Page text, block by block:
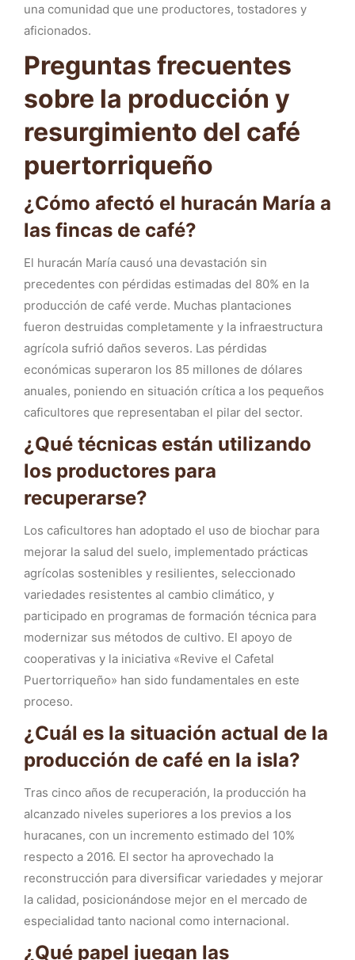
una comunidad que une productores, tostadores y
aficionados.
Preguntas frecuentes
sobre la producción y
resurgimiento del café
puertorriqueño
¿Cómo afectó el huracán María a
las fincas de café?
El huracán María causó una devastación sin
precedentes con pérdidas estimadas del 80% en la
producción de café verde. Muchas plantaciones
fueron destruidas completamente y la infraestructura
agrícola sufrió daños severos. Las pérdidas
económicas superaron los 85 millones de dólares
anuales, poniendo en situación crítica a los pequeños
caficultores que representaban el pilar del sector.
¿Qué técnicas están utilizando
los productores para
recuperarse?
Los caficultores han adoptado el uso de biochar para
mejorar la salud del suelo, implementado prácticas
agrícolas sostenibles y resilientes, seleccionado
variedades resistentes al cambio climático, y
participado en programas de formación técnica para
modernizar sus métodos de cultivo. El apoyo de
cooperativas y la iniciativa «Revive el Cafetal
Puertorriqueño» han sido fundamentales en este
proceso.
¿Cuál es la situación actual de la
producción de café en la isla?
Tras cinco años de recuperación, la producción ha
alcanzado niveles superiores a los previos a los
huracanes, con un incremento estimado del 10%
respecto a 2016. El sector ha aprovechado la
reconstrucción para diversificar variedades y mejorar
la calidad, posicionándose mejor en el mercado de
especialidad tanto nacional como internacional.
¿Qué papel juegan las